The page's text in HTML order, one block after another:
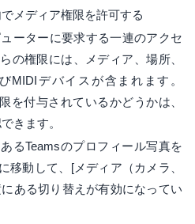
メディア権限を許可する
ーターに要求する一連のアクセ
の権限には、メディア、場所、
MIDIデバイスが含まれます。
を付与されているかどうかは、
きます。
るTeamsのプロフィール写真を
移動して、[メディア（カメラ、
ある切り替えが有効になってい